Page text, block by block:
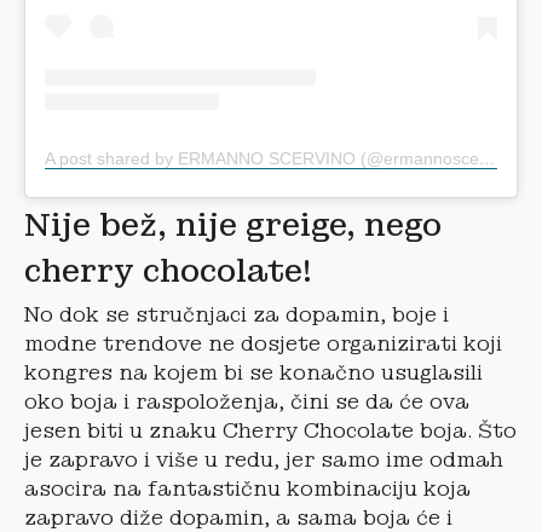
A post shared by ERMANNO SCERVINO (@ermannoscervino)
Nije bež, nije greige, nego
cherry chocolate!
No dok se stručnjaci za dopamin, boje i
modne trendove ne dosjete organizirati koji
kongres na kojem bi se konačno usuglasili
oko boja i raspoloženja, čini se da će ova
jesen biti u znaku Cherry Chocolate boja. Što
je zapravo i više u redu, jer samo ime odmah
asocira na fantastičnu kombinaciju koja
zapravo diže dopamin, a sama boja će i